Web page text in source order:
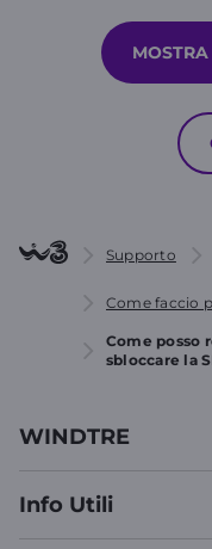
Supporto
Come faccio
Come posso
sbloccare la
WINDTRE
Info Utili